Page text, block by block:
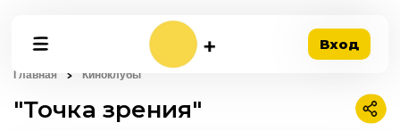
Вход
Главная Киноклубы
"Точка зрения"